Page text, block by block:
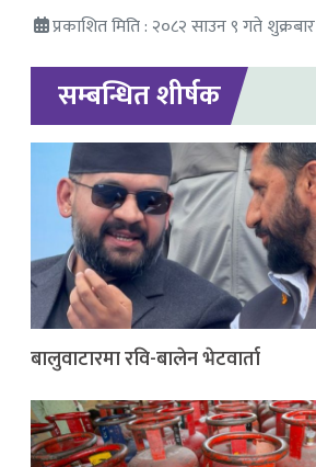
प्रकाशित मिति : २०८२ साउन ९ गते शुक्रबार
सम्बन्धित शीर्षक
बालुवाटारमा रवि-बालेन भेटवार्ता